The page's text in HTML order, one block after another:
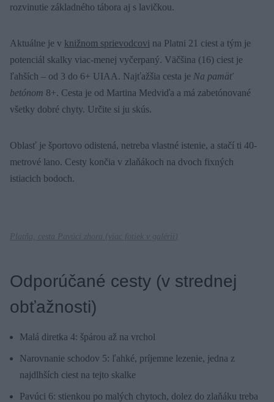
rozvinutie základného tábora aj s lavičkou.
Aktuálne je v knižnom sprievodcovi na Platni 21 ciest a tým je
potenciál skalky viac-menej vyčerpaný. Väčšina (16) ciest je
ľahších – od 3 do 6+ UIAA. Najťažšia cesta je Na pamäť
betónom 8+. Cesta je od Martina Medviďa a má zabetónované
všetky dobré chyty. Určite si ju skús.
Oblasť je športovo odistená, netreba vlastné istenie, a stačí ti 40-
metrové lano. Cesty končia v zlaňákoch na dvoch fixných
istiacich bodoch.
Platňa, cesta Pavúci zhora ( viac fotiek v galérii )
Odporúčané cesty (v strednej
obťažnosti)
Malá diretka 4: špárou až na vrchol
Narovnanie schodov 5: ľahké, príjemne lezenie, jedna z
najdlhších ciest na tejto skalke
Pavúci 6: stienkou po malých chytoch, dolez do zlaňáku treba